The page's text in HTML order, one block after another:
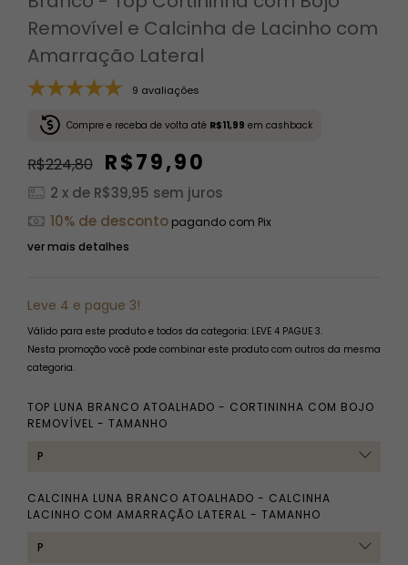
Removível e Calcinha de Lacinho com
Amarração Lateral
9 avaliações
Compre e receba de volta até R$11,99 em cashback
R$224,80 R$79,90
2 x de R$39,95 sem juros
10% de desconto pagando com Pix
ver mais detalhes
Leve 4 e pague 3!
Válido para este produto e todos da categoria: LEVE 4 PAGUE 3.
Nesta promoção você pode combinar este produto com outros da mesma
categoria.
TOP LUNA BRANCO ATOALHADO - CORTININHA COM BOJO
REMOVÍVEL - TAMANHO
CALCINHA LUNA BRANCO ATOALHADO - CALCINHA
LACINHO COM AMARRAÇÃO LATERAL - TAMANHO